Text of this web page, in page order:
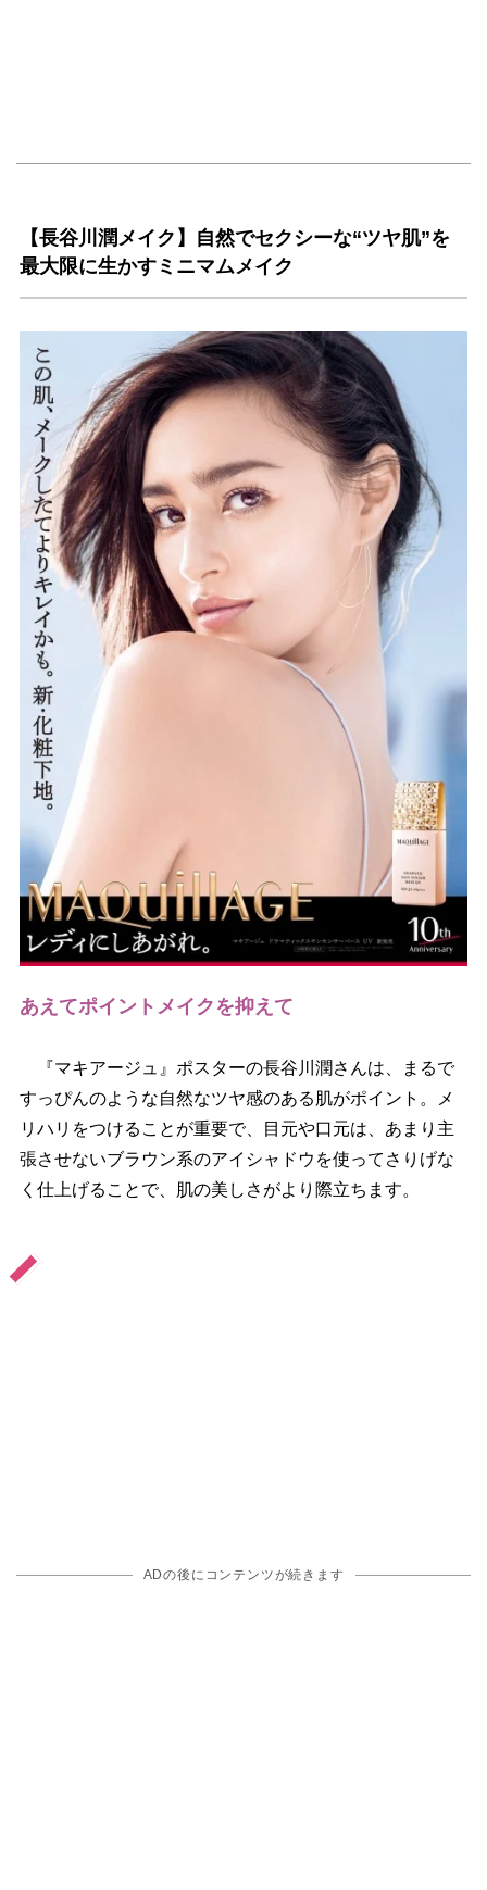
【長谷川潤メイク】自然でセクシーな“ツヤ肌”を
最大限に生かすミニマムメイク
あえてポイントメイクを抑えて
『マキアージュ』ポスターの長谷川潤さんは、まるで
すっぴんのような自然なツヤ感のある肌がポイント。メ
リハリをつけることが重要で、目元や口元は、あまり主
張させないブラウン系のアイシャドウを使ってさりげな
く仕上げることで、肌の美しさがより際立ちます。
『
マ
』
ADの後にコンテンツが続きます